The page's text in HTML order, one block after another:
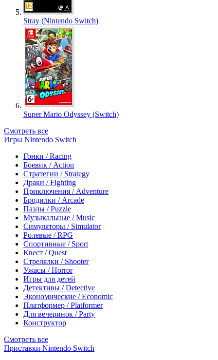
Stray (Nintendo Switch)
Super Mario Odyssey (Switch)
Смотреть все
Игры Nintendo Switch
Гонки / Racing
Боевик / Action
Стратегии / Strategy
Драки / Fighting
Приключения / Adventure
Бродилки / Arcade
Пазлы / Puzzle
Музыкальные / Music
Симуляторы / Simulator
Ролевые / RPG
Спортивные / Sport
Квест / Quest
Стрелялки / Shooter
Ужасы / Horror
Игры для детей
Детективы / Detective
Экономические / Economic
Платформер / Platformer
Для вечеринок / Party
Конструктор
Смотреть все
Приставки Nintendo Switch